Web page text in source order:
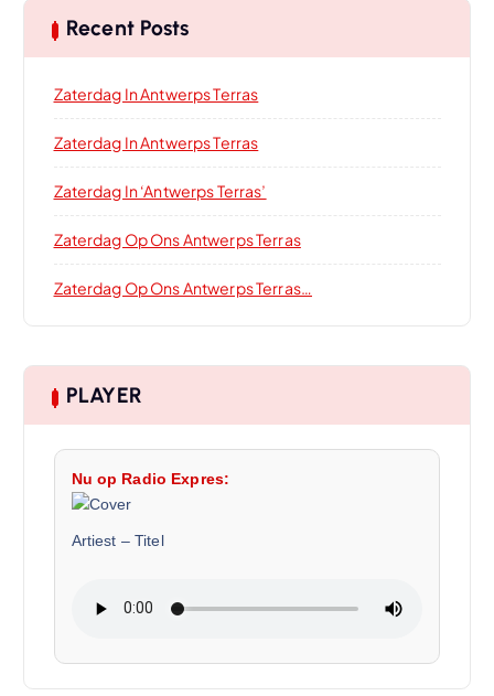
Recent Posts
Zaterdag In Antwerps Terras
Zaterdag In Antwerps Terras
Zaterdag In ‘Antwerps Terras’
Zaterdag Op Ons Antwerps Terras
Zaterdag Op Ons Antwerps Terras…
PLAYER
Nu op Radio Expres:
Artiest – Titel